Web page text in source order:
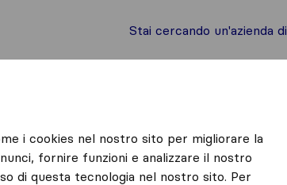
Stai cercando un'azienda di
i cookies nel nostro sito per migliorare la
fornire funzioni e analizzare il nostro
di questa tecnologia nel nostro sito. Per